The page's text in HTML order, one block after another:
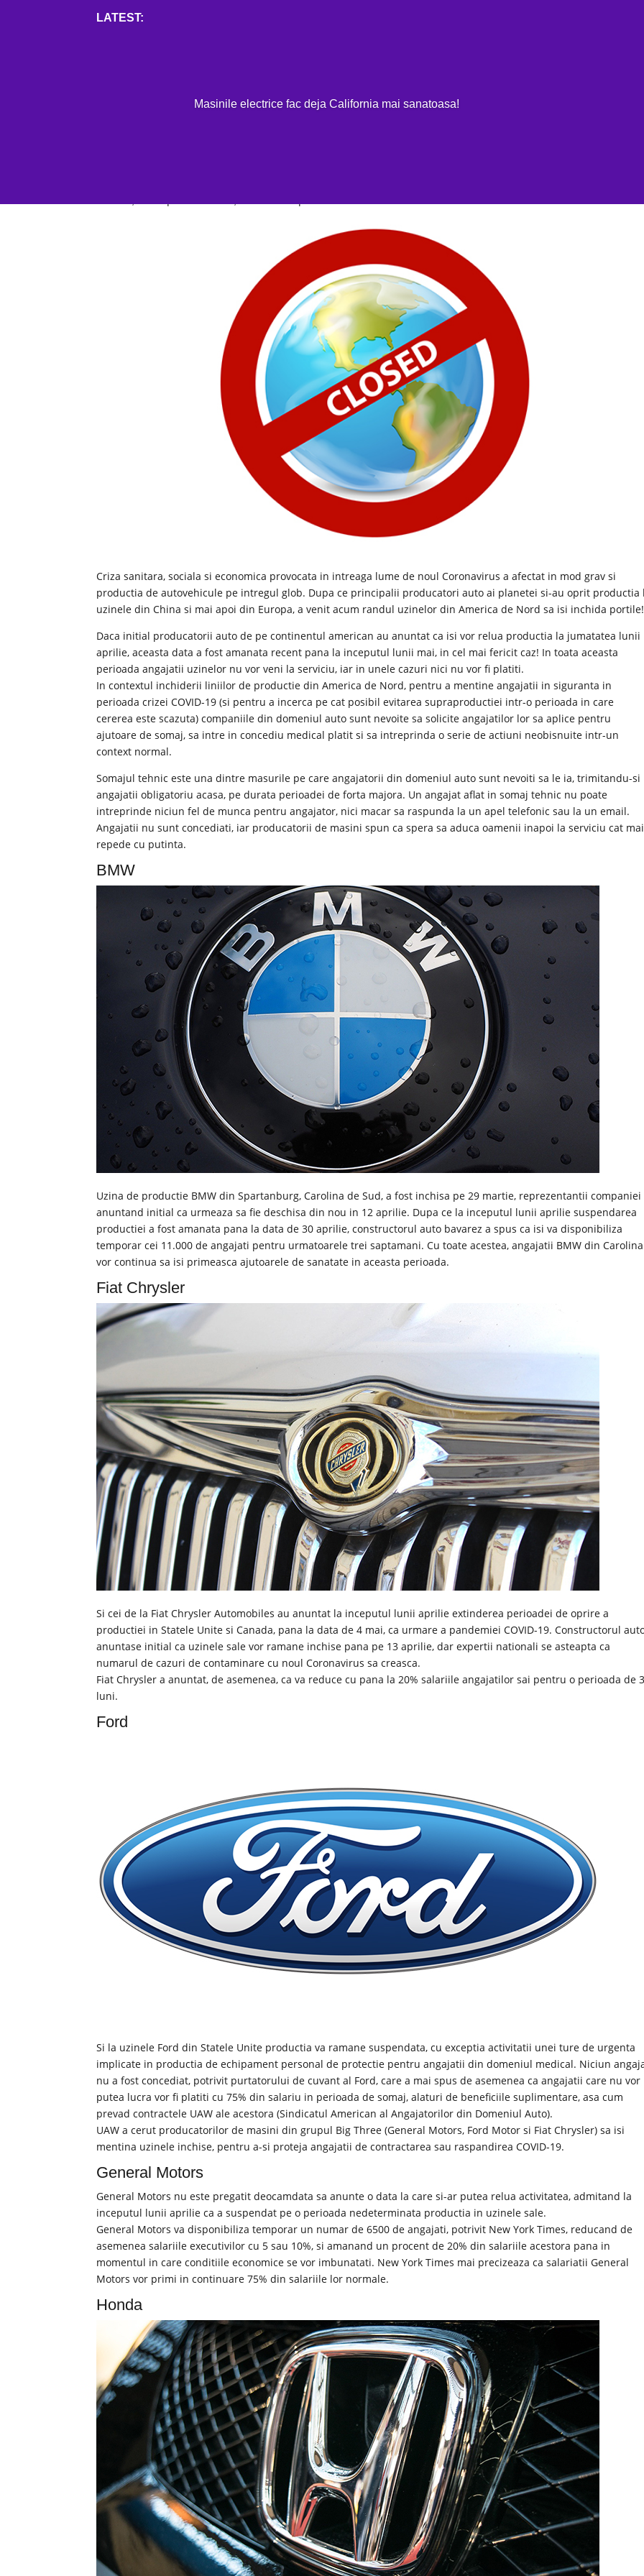
Masinile electrice fac deja California mai sanatoasa!
Criza sanitara, sociala si economica provocata in intreaga lume de noul Coronavirus a afectat in mod grav si
productia de autovehicule pe intregul glob. Dupa ce principalii producatori auto ai planetei si-au oprit productia
uzinele din China si mai apoi din Europa, a venit acum randul uzinelor din America de Nord sa isi inchida portile!
Daca initial producatorii auto de pe continentul american au anuntat ca isi vor relua productia la jumatatea lunii
aprilie, aceasta data a fost amanata recent pana la inceputul lunii mai, in cel mai fericit caz! In toata aceasta
perioada angajatii uzinelor nu vor veni la serviciu, iar in unele cazuri nici nu vor fi platiti.
In contextul inchiderii liniilor de productie din America de Nord, pentru a mentine angajatii in siguranta in
perioada crizei COVID-19 (si pentru a incerca pe cat posibil evitarea supraproductiei intr-o perioada in care
cererea este scazuta) companiile din domeniul auto sunt nevoite sa solicite angajatilor lor sa aplice pentru
ajutoare de somaj, sa intre in concediu medical platit si sa intreprinda o serie de actiuni neobisnuite intr-un
context normal.
Somajul tehnic este una dintre masurile pe care angajatorii din domeniul auto sunt nevoiti sa le ia, trimitandu-si
angajatii obligatoriu acasa, pe durata perioadei de forta majora. Un angajat aflat in somaj tehnic nu poate
intreprinde niciun fel de munca pentru angajator, nici macar sa raspunda la un apel telefonic sau la un email.
Angajatii nu sunt concediati, iar producatorii de masini spun ca spera sa aduca oamenii inapoi la serviciu cat mai
repede cu putinta.
BMW
Uzina de productie BMW din Spartanburg, Carolina de Sud, a fost inchisa pe 29 martie, reprezentantii companiei
anuntand initial ca urmeaza sa fie deschisa din nou in 12 aprilie. Dupa ce la inceputul lunii aprilie suspendarea
productiei a fost amanata pana la data de 30 aprilie, constructorul auto bavarez a spus ca isi va disponibiliza
temporar cei 11.000 de angajati pentru urmatoarele trei saptamani. Cu toate acestea, angajatii BMW din Carolina
vor continua sa isi primeasca ajutoarele de sanatate in aceasta perioada.
Fiat Chrysler
Si cei de la Fiat Chrysler Automobiles au anuntat la inceputul lunii aprilie extinderea perioadei de oprire a
productiei in Statele Unite si Canada, pana la data de 4 mai, ca urmare a pandemiei COVID-19. Constructorul
anuntase initial ca uzinele sale vor ramane inchise pana pe 13 aprilie, dar expertii nationali se asteapta ca
numarul de cazuri de contaminare cu noul Coronavirus sa creasca.
Fiat Chrysler a anuntat, de asemenea, ca va reduce cu pana la 20% salariile angajatilor sai pentru o perioada de
luni.
Ford
Si la uzinele Ford din Statele Unite productia va ramane suspendata, cu exceptia activitatii unei ture de urgenta
implicate in productia de echipament personal de protectie pentru angajatii din domeniul medical. Niciun
nu a fost concediat, potrivit purtatorului de cuvant al Ford, care a mai spus de asemenea ca angajatii care nu vor
putea lucra vor fi platiti cu 75% din salariu in perioada de somaj, alaturi de beneficiile suplimentare, asa cum
prevad contractele UAW ale acestora (Sindicatul American al Angajatorilor din Domeniul Auto).
UAW a cerut producatorilor de masini din grupul Big Three (General Motors, Ford Motor si Fiat Chrysler) sa isi
mentina uzinele inchise, pentru a-si proteja angajatii de contractarea sau raspandirea COVID-19.
General Motors
General Motors nu este pregatit deocamdata sa anunte o data la care si-ar putea relua activitatea, admitand la
inceputul lunii aprilie ca a suspendat pe o perioada nedeterminata productia in uzinele sale.
General Motors va disponibiliza temporar un numar de 6500 de angajati, potrivit New York Times, reducand de
asemenea salariile executivilor cu 5 sau 10%, si amanand un procent de 20% din salariile acestora pana in
momentul in care conditiile economice se vor imbunatati. New York Times mai precizeaza ca salariatii General
Motors vor primi in continuare 75% din salariile lor normale.
Honda